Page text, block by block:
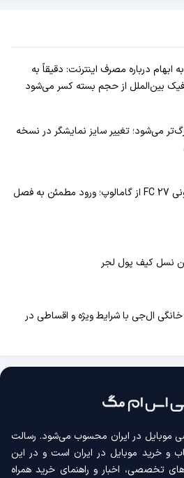
ابهام درباره مصرف اینترنت: دقیقاً به
بین‌الملل از حجم بسته کسر می‌شود
پرو بزرگ‌تر می‌شود؛ تغییر سایز نمایشگر در نسخه
خرید اکانت قانونی FC 27 از گامالوپ؛ ورود مطمئن به فصل
نسل کیف پول لجر
خانگی ال‌جی با شرایط ویژه و اقساطی در
موبایل در ایران محسوب می‌شود. رسالت
و خرید موبایل در ایران است و در این
تخصصی، اخبار و راهنمای خرید همراه